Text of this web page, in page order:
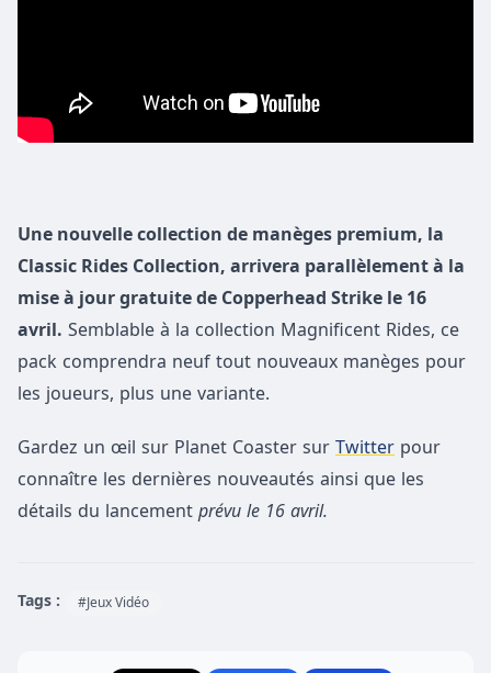
Une nouvelle collection de manèges premium, la
Classic Rides Collection, arrivera parallèlement à la
mise à jour gratuite de Copperhead Strike le 16
avril. Semblable à la collection Magnificent Rides, ce
pack comprendra neuf tout nouveaux manèges pour
les joueurs, plus une variante.
Gardez un œil sur Planet Coaster sur Twitter pour
connaître les dernières nouveautés ainsi que les
détails du lancement prévu le 16 avril.
Tags : #Jeux Vidéo